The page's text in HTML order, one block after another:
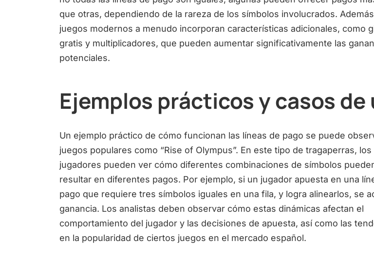
que otras, dependiendo de la rareza de los símbolos involucrados.
juegos modernos a menudo incorporan características adicionales, como
gratis y multiplicadores, que pueden aumentar significativamente las
potenciales.
Ejemplos prácticos y casos de
Un ejemplo práctico de cómo funcionan las líneas de pago se puede
juegos populares como “Rise of Olympus”. En este tipo de tragaperras, los
jugadores pueden ver cómo diferentes combinaciones de símbolos
resultar en diferentes pagos. Por ejemplo, si un jugador apuesta en una
pago que requiere tres símbolos iguales en una fila, y logra alinearlos, se
ganancia. Los analistas deben observar cómo estas dinámicas afectan el
comportamiento del jugador y las decisiones de apuesta, así como las
en la popularidad de ciertos juegos en el mercado español.